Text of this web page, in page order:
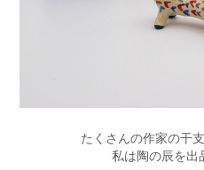
たくさんの作家の干
私は陶の辰を出